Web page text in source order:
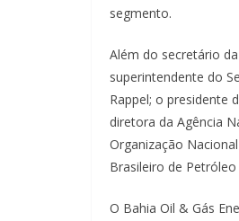
segmento.
Além do secretário
superintendente do
Rappel; o presidente
diretora da Agência
Organização
Brasileiro de Petróleo
O Bahia Oil & Gás